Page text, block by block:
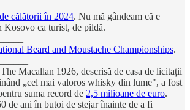
călătorii în 2024. Nu mă gândeam că e
Kosovo ca turist, de pildă.
Beard and Moustache Championships.
Macallan 1926, descrisă de casa de licitații
„cel mai valoros whisky din lume", a fost
suma record de 2,5 milioane de euro.
de ani în butoi de stejar înainte de a fi